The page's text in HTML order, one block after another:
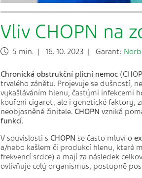
Vliv CHOPN na
5 min. | 16. 10. 2023 | Garant:
Chronická obstrukční plicní nemoc
trvalého zánětu. Projevuje se dušností,
vykašláváním hlenu, častými infekcemi
kouření cigaret, ale i genetické faktory,
neobjasněné činitele. CHOPN vzniká
funkcí.
V souvislosti s CHOPN se často mluví o
a/nebo kašlem či produkcí hlenu, které
frekvencí srdce) a mají za následek
ovlivňuje celý organismus, postupně